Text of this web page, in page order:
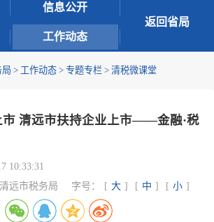
信息公开
工作动态
返回省局
> 工作动态 > 专题专栏 > 清税微课堂
市 清远市扶持企业上市——金融·税
10:33:31
远市税务局 字号： [ 大 ] [ 中 ] [ 小 ]